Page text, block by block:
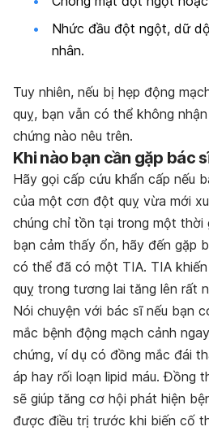
Nhức đầu đột ngột, dữ
nhân.
Tuy nhiên, nếu bị hẹp động
quỵ, bạn vẫn có thể không
chứng nào nêu trên.
Khi nào bạn cần gặp bác
Hãy gọi cấp cứu khẩn cấp nếu
của một cơn đột quỵ vừa mới
chúng chỉ tồn tại trong một thời
bạn cảm thấy ổn, hãy đến gặp
có thể đã có một TIA. TIA
quỵ trong tương lai tăng lên rất
Nói chuyện với bác sĩ nếu bạn
mắc bệnh động mạch cảnh
chứng, ví dụ có đồng mắc đái
áp hay rối loạn lipid máu. Đồng
sẽ giúp tăng cơ hội phát hiện
được điều trị trước khi biến cố